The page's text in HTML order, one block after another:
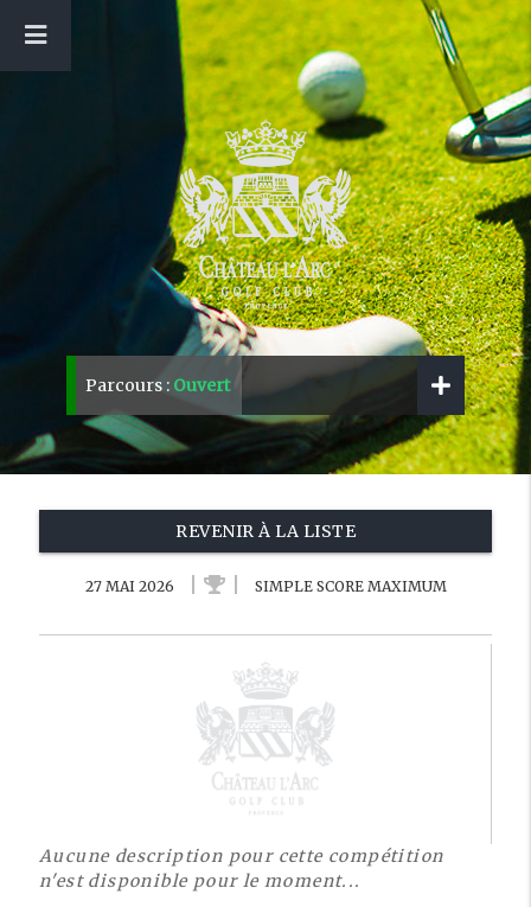
Parcours : Ouvert
REVENIR À LA LISTE
27 MAI 2026 SIMPLE SCORE MAXIMUM
Aucune description pour cette compétition
n'est disponible pour le moment...